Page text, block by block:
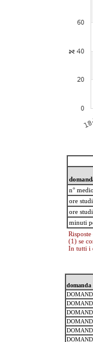
n°
ore
ore
minuti
(1) se
In tutti i
domanda